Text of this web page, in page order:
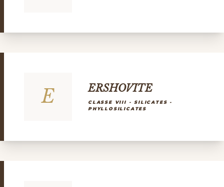
E ERSHOVITE
CLASSE VIII - SILICATES -
PHYLLOSILICATES